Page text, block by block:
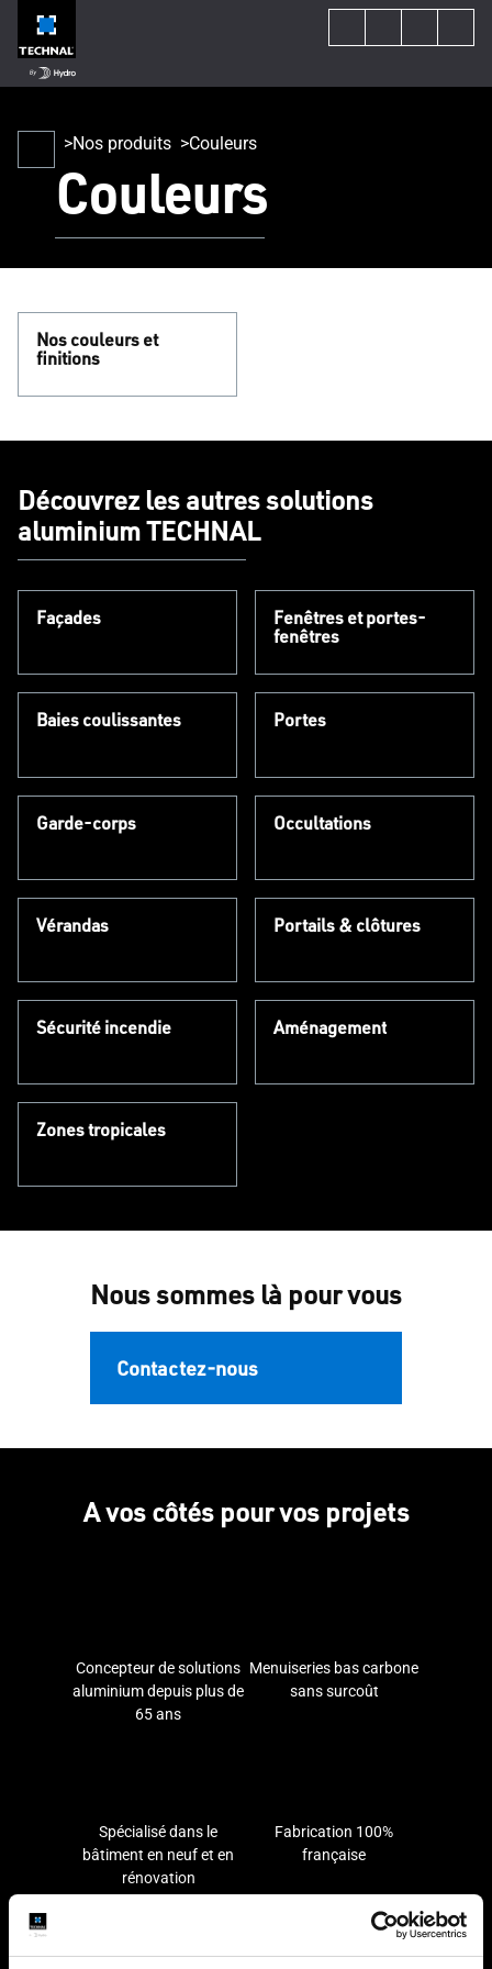
Nos produits Couleurs
Couleurs
Nos couleurs et
finitions
Découvrez les autres solutions
aluminium TECHNAL
Façades
Fenêtres et portes-
fenêtres
Baies coulissantes Portes
Garde-corps Occultations
Vérandas Portails & clôtures
Sécurité incendie Aménagement
Zones tropicales
Nous sommes là pour vous
Contactez-nous
A vos côtés pour vos projets
Concepteur de solutions
aluminium depuis plus de
65 ans
Menuiseries bas carbone
sans surcoût
Spécialisé dans le
bâtiment en neuf et en
rénovation
Fabrication 100%
française